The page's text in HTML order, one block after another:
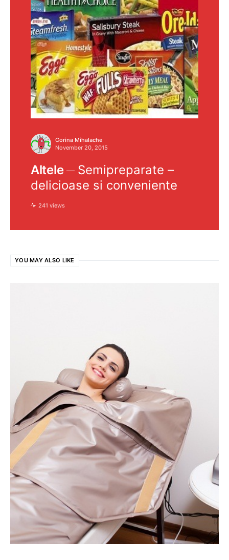
Corina Mihalache
November 20, 2015
Altele
Semipreparate –
delicioase si conveniente
241 views
YOU MAY ALSO LIKE